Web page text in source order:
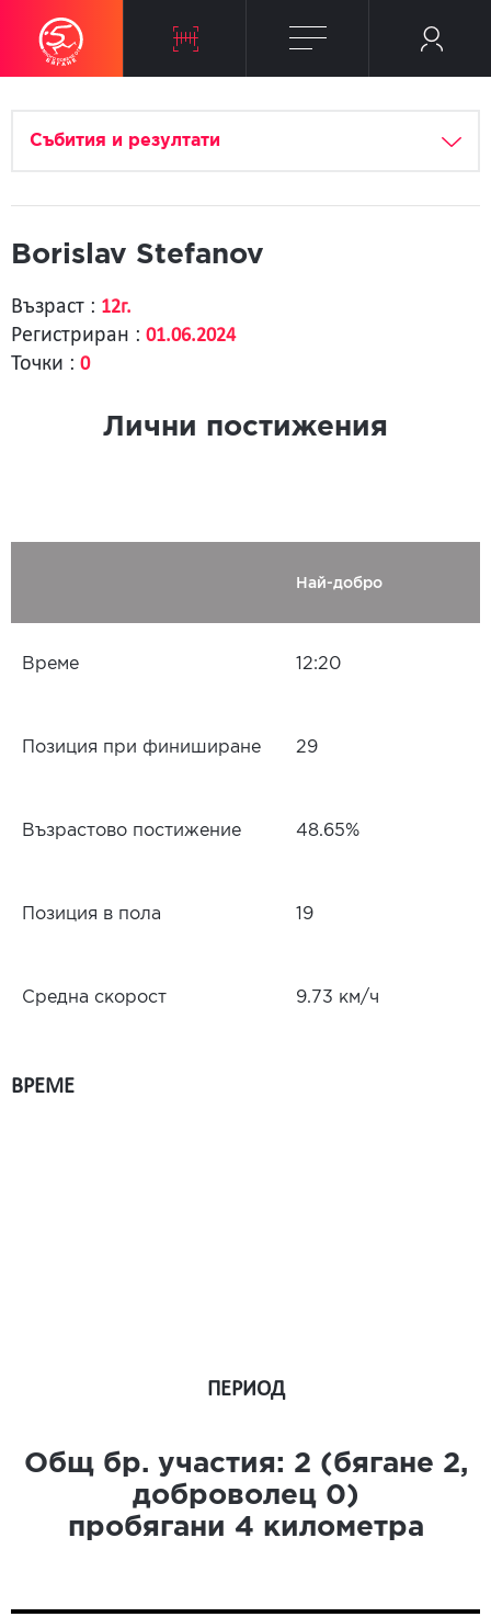
Събития и резултати
Borislav Stefanov
Възраст : 12г.
Регистриран : 01.06.2024
Точки : 0
Лични постижения
Най-добро
Време 12:20
Позиция при финиширане 29
Възрастово постижение 48.65%
Позиция в пола 19
Средна скорост 9.73 км/ч
ВРЕМЕ
ПЕРИОД
Общ бр. участия: 2 (бягане 2,
доброволец 0)
пробягани 4 километра